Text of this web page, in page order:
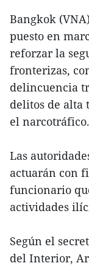
Bangkok
puesto en
reforzar la
fronterizas,
delincuencia
delitos de alta
el narcotráfico.
Las
actuarán con
funcionario
actividades
Según el
del Interior,